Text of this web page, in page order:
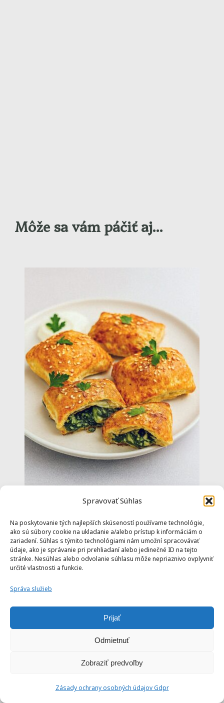
Spravovať Súhlas
Na poskytovanie tých najlepších skúseností používame technológie,
ako sú súbory cookie na ukladanie a/alebo prístup k informáciám o
zariadení. Súhlas s týmito technológiami nám umožní spracovávať
údaje, ako je správanie pri prehliadaní alebo jedinečné ID na tejto
stránke. Nesúhlas alebo odvolanie súhlasu môže nepriaznivo ovplyvniť
určité vlastnosti a funkcie.
Správa služieb
Prijať
Odmietnuť
Zobraziť predvoľby
Zásady ochrany osobných údajov Gdpr
Môže sa vám páčiť aj...
Špenátovo syrové taštičky z lístkového
cesta z teplovzdušnej fritézy